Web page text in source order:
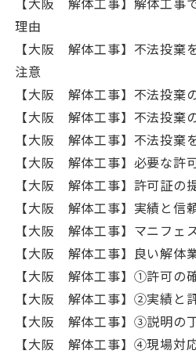
理由
【大阪 解体工事】不法投棄
注意
【大阪 解体工事】不法投棄
【大阪 解体工事】不法投棄
【大阪 解体工事】不法投棄
【大阪 解体工事】必要な許
【大阪 解体工事】許可証の
【大阪 解体工事】実績と信
【大阪 解体工事】マニフェ
【大阪 解体工事】良い解体
【大阪 解体工事】①許可の
【大阪 解体工事】②実績と
【大阪 解体工事】③説明の
【大阪 解体工事】④現場対